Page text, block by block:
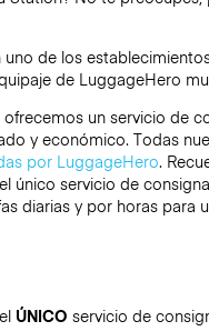
uno de los
de LuggageHero
un servicio de
y económico. Todas
por LuggageHero.
único servicio de
diarias y por horas para
ÚNICO servicio de